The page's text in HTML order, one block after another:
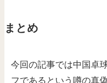
まとめ
今回の記事では中国卓
フであるという噂の真